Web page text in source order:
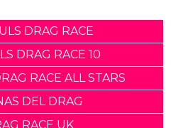
DRAG RACE
DRAG RACE 10
RACE ALL STARS
DEL DRAG
RACE UK